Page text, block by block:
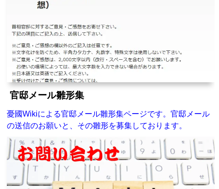
官邸メール雛形集
憂國Wikiによる官邸メール雛形集ページです。官邸メール
の送信のお願いと、その雛形を募集しております。